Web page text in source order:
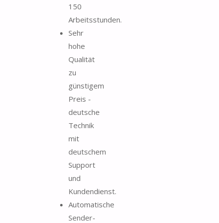
150
Arbeitsstunden.
Sehr
hohe
Qualität
zu
günstigem
Preis -
deutsche
Technik
mit
deutschem
Support
und
Kundendienst.
Automatische
Sender-